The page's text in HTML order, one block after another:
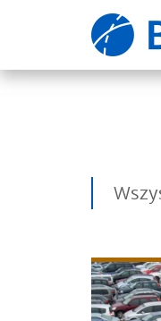
Strona
główna